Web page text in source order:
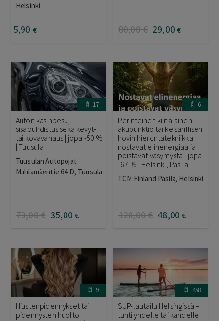
Helsinki
5,90 € 80,00€ 29,00 €
17
Auton käsinpesu,
sisäpuhdistus sekä kevyt-
tai kovavahaus | jopa -50 %
| Tuusula
Tuusulan Autopojat
Mahlamäentie 64 D, Tuusula
70,00€ 35,00 €
6
Perinteinen kiinalainen
akupunktio tai keisarillisen
hovin hierontatekniikka
nostavat elinenergiaa ja
poistavat väsymystä | jopa
-67 % | Helsinki, Pasila
TCM Finland Pasila, Helsinki
120,00€ 48,00 €
9
Hiustenpidennykset tai
pidennysten huolto
458
SUP-lautailu Helsingissä –
tunti yhdelle tai kahdelle